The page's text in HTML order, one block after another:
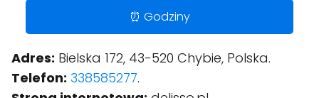
⏰ Godziny
Adres: Bielska 172, 43-520 Chybie, Polska.
Telefon: 338585277.